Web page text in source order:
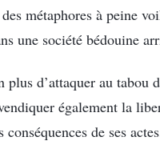
métaphores à peine
une société bédouine
plus d’attaquer au
également la
de ses